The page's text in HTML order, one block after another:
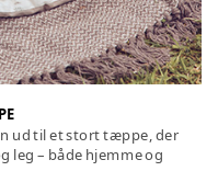
ud til et stort tæppe, der
leg – både hjemme og